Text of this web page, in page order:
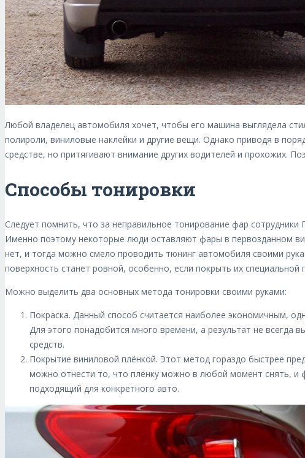
Любой владелец автомобиля хочет, чтобы его машина выглядела
полироли, виниловые наклейки и другие вещи. Однако приводя в
средстве, но притягивают внимание других водителей и прохожих.
Способы тонировки
Следует помнить, что за неправильное тонирование фар
Именно поэтому некоторые люди оставляют фары в первозданном
нет, и тогда можно смело проводить тюнинг автомобиля своими
поверхность станет ровной, особенно, если покрыть их специальной
Можно выделить два основных метода тонировки своими руками:
Покраска. Данный способ считается наиболее экономичным,
Для этого понадобится много времени, а результат не всегда
средств.
Покрытие виниловой плёнкой. Этот метод гораздо быстрее
можно отнести то, что плёнку можно в любой момент снять, и
подходящий для конкретного авто.